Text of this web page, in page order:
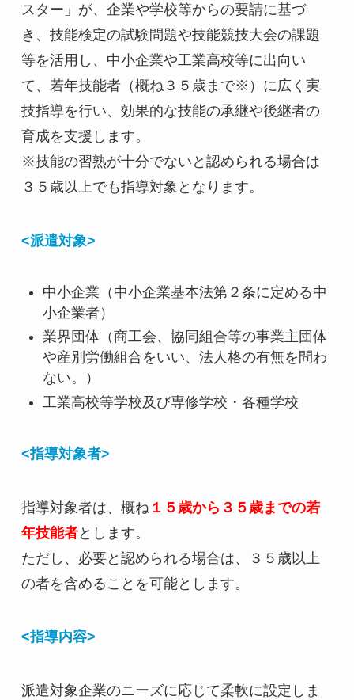
スター」が、企業や学校等からの要請に基づ
き、技能検定の試験問題や技能競技大会の課題
等を活用し、中小企業や工業高校等に出向い
て、若年技能者（概ね３５歳まで※）に広く実
技指導を行い、効果的な技能の承継や後継者の
育成を支援します。
※技能の習熟が十分でないと認められる場合は
３５歳以上でも指導対象となります。
<派遣対象>
中小企業（中小企業基本法第２条に定める中
小企業者）
業界団体（商工会、協同組合等の事業主団体
や産別労働組合をいい、法人格の有無を問わ
ない。）
工業高校等学校及び専修学校・各種学校
<指導対象者>
指導対象者は、概ね １５歳から３５歳までの若
年技能者とします。
ただし、必要と認められる場合は、３５歳以上
の者を含めることを可能とします。
<指導内容>
派遣対象企業のニーズに応じて柔軟に設定しま